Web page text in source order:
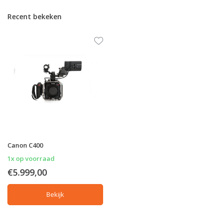
Recent bekeken
Canon C400
1x op voorraad
€5.999,00
Bekijk